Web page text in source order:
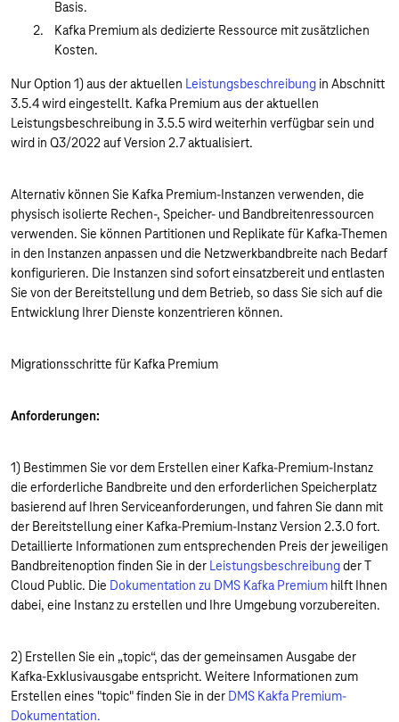
Basis.
Kafka Premium als dedizierte Ressource mit zusätzlichen
Kosten.
Nur Option 1) aus der aktuellen Leistungsbeschreibung in Abschnitt
3.5.4 wird eingestellt. Kafka Premium aus der aktuellen
Leistungsbeschreibung in 3.5.5 wird weiterhin verfügbar sein und
wird in Q3/2022 auf Version 2.7 aktualisiert.
Alternativ können Sie Kafka Premium-Instanzen verwenden, die
physisch isolierte Rechen-, Speicher- und Bandbreitenressourcen
verwenden. Sie können Partitionen und Replikate für Kafka-Themen
in den Instanzen anpassen und die Netzwerkbandbreite nach Bedarf
konfigurieren. Die Instanzen sind sofort einsatzbereit und entlasten
Sie von der Bereitstellung und dem Betrieb, so dass Sie sich auf die
Entwicklung Ihrer Dienste konzentrieren können.
Migrationsschritte für Kafka Premium
Anforderungen:
1) Bestimmen Sie vor dem Erstellen einer Kafka-Premium-Instanz
die erforderliche Bandbreite und den erforderlichen Speicherplatz
basierend auf Ihren Serviceanforderungen, und fahren Sie dann mit
der Bereitstellung einer Kafka-Premium-Instanz Version 2.3.0 fort.
Detaillierte Informationen zum entsprechenden Preis der jeweiligen
Bandbreitenoption finden Sie in der Leistungsbeschreibungder T
Cloud Public. Die Dokumentation zu DMS Kafka Premium hilft Ihnen
dabei, eine Instanz zu erstellen und Ihre Umgebung vorzubereiten.
2) Erstellen Sie ein „topic“, das der gemeinsamen Ausgabe der
Kafka-Exklusivausgabe entspricht. Weitere Informationen zum
Erstellen eines "topic" finden Sie in der DMS Kakfa Premium-
Dokumentation.